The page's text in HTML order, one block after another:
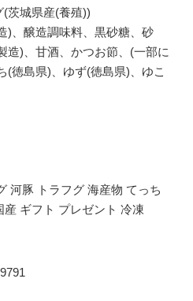
(茨城県産(養殖))
)、醸造調味料、黒砂糖、砂
造)、甘酒、かつお節、(一部に
(徳島県)、ゆず(徳島県)、ゆこ
河豚 トラフグ 海産物 てっち
産 ギフト プレゼント 冷凍